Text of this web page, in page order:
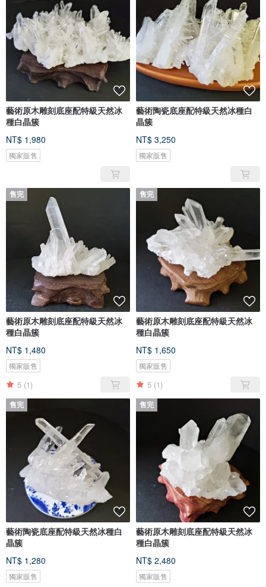
藝術原木雕刻底座配特級天然冰
種白晶簇
NT$ 1,980
獨家販售
藝術陶瓷底座配特級天然冰種白
晶簇
NT$ 3,250
獨家販售
售完
藝術原木雕刻底座配特級天然冰
種白晶簇
NT$ 1,480
獨家販售
5 (1)
售完
藝術原木雕刻底座配特級天然冰
種白晶簇
NT$ 1,650
獨家販售
5 (1)
售完
藝術陶瓷底座配特級天然冰種白
晶簇
NT$ 1,280
獨家販售
售完
藝術原木雕刻底座配特級天然冰
種白晶簇
NT$ 2,480
獨家販售